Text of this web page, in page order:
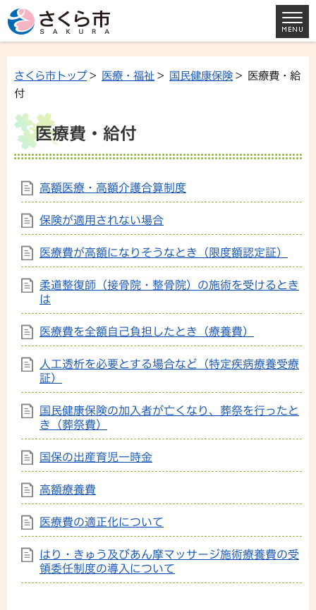
さくら市トップ> 医療・福祉 > 国民健康保険 > 医療費・給
付
医療費・給付
高額医療・高額介護合算制度
保険が適用されない場合
医療費が高額になりそうなとき（限度額認定証）
柔道整復師（接骨院・整骨院）の施術を受けるとき
は
医療費を全額自己負担したとき（療養費）
人工透析を必要とする場合など（特定疾病療養受療
証）
国民健康保険の加入者が亡くなり、葬祭を行ったと
き（葬祭費）
国保の出産育児一時金
高額療養費
医療費の適正化について
はり・きゅう及びあん摩マッサージ施術療養費の受
領委任制度の導入について